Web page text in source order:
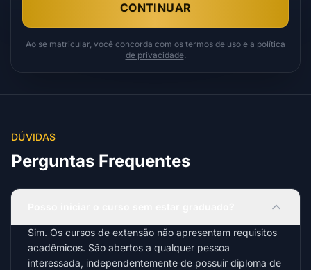
CONTINUAR
Ao se matricular, você concorda com os termos de uso e a política
de privacidade.
DÚVIDAS
Perguntas Frequentes
Sim. Os cursos de extensão não apresentam requisitos
acadêmicos. São abertos a qualquer pessoa
interessada, independentemente de possuir diploma de